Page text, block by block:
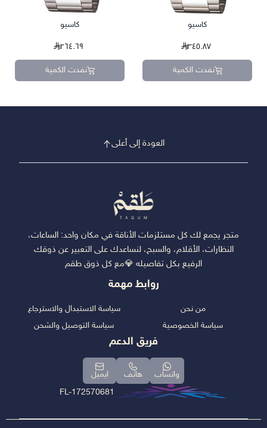
كاسيو
٣٤٥.٨٧
نفدت الكمية
كاسيو
٢٦٤.٦٩
نفدت الكمية
العودة إلى أعلى
متجر يجمع لك كل مستلزمات الأناقة في مكان واحد: الساعات،
النظارات، الأقلام، والسبح، لنساعدك على التعبير عن ذوقك
الرفيع بكل تفاصيله 💎مع كل ذوق طقم
روابط مهمة
من نحن
سياسة الخصوصية
سياسة الاستبدال والاسترجاع
سياسة التوصيل والشحن
فريق الدعم
واتساب هاتف
ايميل
FL-172570681